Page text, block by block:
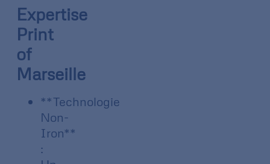
Expertise
Print
of
Marseille
**Technologie
Non-
Iron**
: